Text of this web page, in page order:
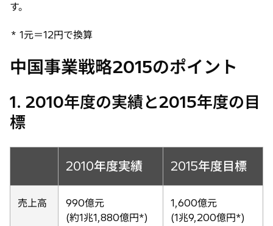
す。
* 1元＝12円で換算
中国事業戦略2015のポイント
1. 2010年度の実績と2015年度の目
標
2010年度実績 2015年度目標
売上高
990億元
(約1兆1,880億円*)
1,600億元
(1兆9,200億円*)